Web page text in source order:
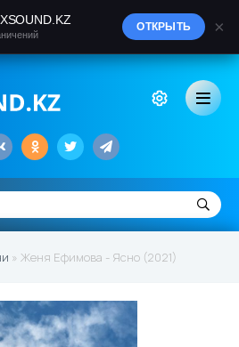
» Женя Ефимова - Ясно (2021)
ОТКРЫТЬ ×